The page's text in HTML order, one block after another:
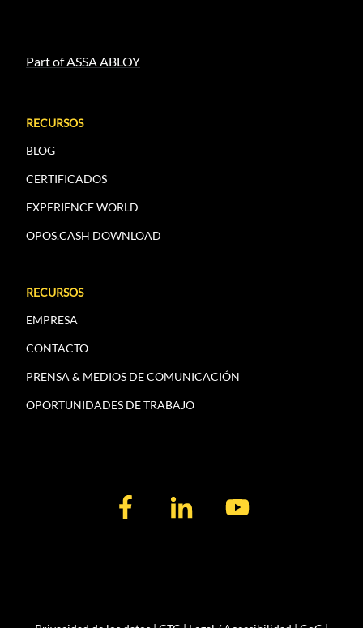
Part of ASSA ABLOY
RECURSOS
BLOG
CERTIFICADOS
EXPERIENCE WORLD
OPOS.CASH DOWNLOAD
RECURSOS
EMPRESA
CONTACTO
PRENSA & MEDIOS DE COMUNICACIÓN
OPORTUNIDADES DE TRABAJO